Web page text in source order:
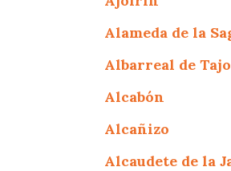
Alameda de la
Albarreal de Tajo
Alcabón
Alcañizo
Alcaudete de la